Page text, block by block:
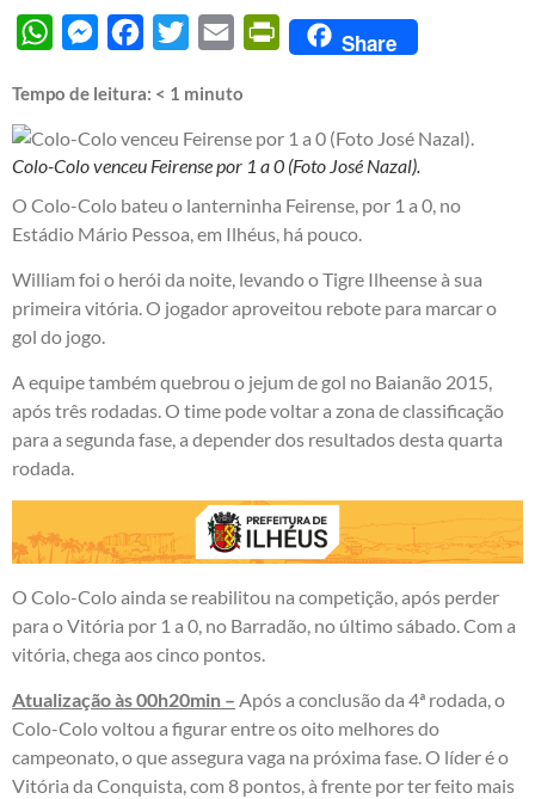
WhatsAppMessengerFacebook
Twitter Email PrintFriendly
Share
Tempo de leitura: < 1 minuto
Colo-Colo venceu Feirense por 1 a 0 (Foto José Nazal).
O Colo-Colo bateu o lanterninha Feirense, por 1 a 0, no
Estádio Mário Pessoa, em Ilhéus, há pouco.
William foi o herói da noite, levando o Tigre Ilheense à sua
primeira vitória. O jogador aproveitou rebote para marcar o
gol do jogo.
A equipe também quebrou o jejum de gol no Baianão 2015,
após três rodadas. O time pode voltar a zona de classificação
para a segunda fase, a depender dos resultados desta quarta
rodada.
O Colo-Colo ainda se reabilitou na competição, após perder
para o Vitória por 1 a 0, no Barradão, no último sábado. Com a
vitória, chega aos cinco pontos.
Atualização às 00h20min – Após a conclusão da 4ª rodada, o
Colo-Colo voltou a figurar entre os oito melhores do
campeonato, o que assegura vaga na próxima fase. O líder é o
Vitória da Conquista, com 8 pontos, à frente por ter feito mais